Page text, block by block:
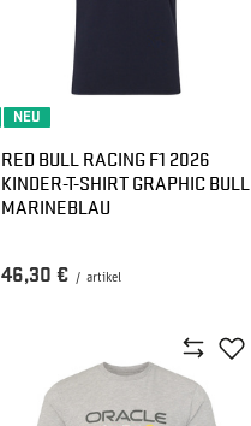
NEU
RED BULL RACING F1 2026
KINDER-T-SHIRT GRAPHIC BULL
MARINEBLAU
46,30 € / artikel